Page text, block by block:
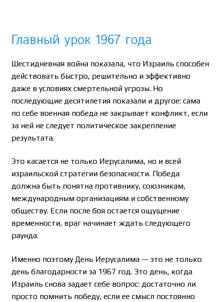
Главный урок 1967 года
Шестидневная война показала, что Израиль способен
действовать быстро, решительно и эффективно
даже в условиях смертельной угрозы. Но
последующие десятилетия показали и другое: сама
по себе военная победа не закрывает конфликт, если
за ней не следует политическое закрепление
результата.
Это касается не только Иерусалима, но и всей
израильской стратегии безопасности. Победа
должна быть понятна противнику, союзникам,
международным организациям и собственному
обществу. Если после боя остается ощущение
временности, враг начинает ждать следующего
раунда.
Именно поэтому День Иерусалима — это не только
день благодарности за 1967 год. Это день, когда
Израиль снова задает себе вопрос: достаточно ли
просто помнить победу, если ее смысл постоянно